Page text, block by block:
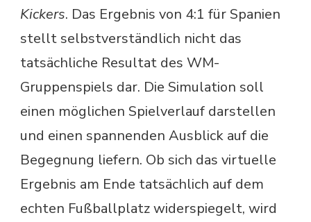
Kickers. Das Ergebnis von 4:1 für Spanien
stellt selbstverständlich nicht das
tatsächliche Resultat des WM-
Gruppenspiels dar. Die Simulation soll
einen möglichen Spielverlauf darstellen
und einen spannenden Ausblick auf die
Begegnung liefern. Ob sich das virtuelle
Ergebnis am Ende tatsächlich auf dem
echten Fußballplatz widerspiegelt, wird